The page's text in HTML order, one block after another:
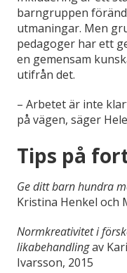
barngruppen
utmaningar. Men
pedagoger har ett
en gemensam
utifrån det.
– Arbetet är inte
på vägen, säger
Tips på
Ge ditt barn hundra
Kristina Henkel och
Normkreativitet i
likabehandlingav
Ivarsson, 2015